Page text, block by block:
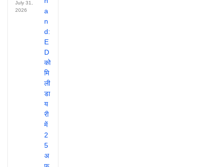
July 31,
2026